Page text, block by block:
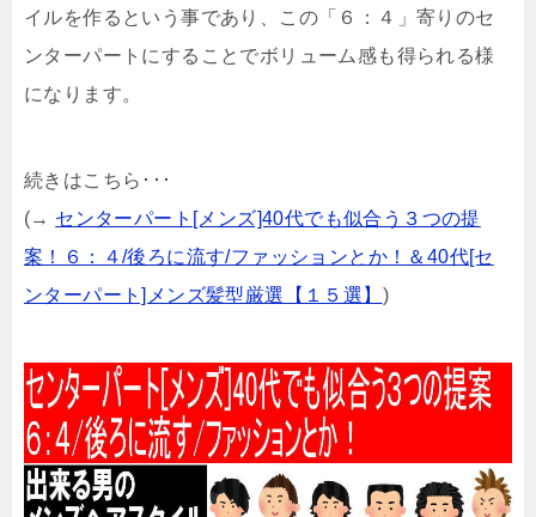
イルを作るという事であり、この「６：４」寄りのセ
ンターパートにすることでボリューム感も得られる様
になります。
続きはこちら･･･
(→ センターパート[メンズ]40代でも似合う３つの提
案！６：４/後ろに流す/ファッションとか！＆40代[セ
ンターパート]メンズ髪型厳選【１５選】 )